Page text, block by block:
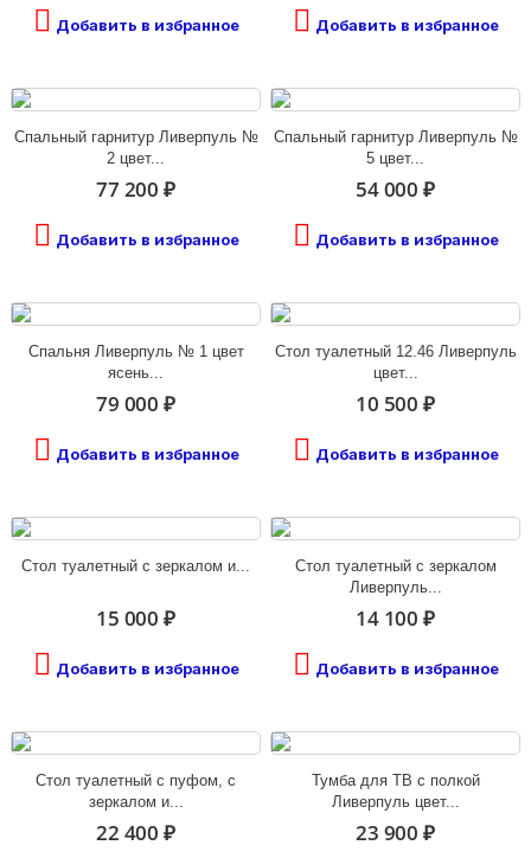
Добавить в избранное Добавить в избранное
Спальный гарнитур Ливерпуль №
2 цвет...
77 200 ₽
Добавить в избранное
Спальный гарнитур Ливерпуль №
5 цвет...
54 000 ₽
Добавить в избранное
Спальня Ливерпуль № 1 цвет
ясень...
79 000 ₽
Добавить в избранное
Стол туалетный 12.46 Ливерпуль
цвет...
10 500 ₽
Добавить в избранное
Стол туалетный с зеркалом и...
15 000 ₽
Добавить в избранное
Стол туалетный с зеркалом
Ливерпуль...
14 100 ₽
Добавить в избранное
Стол туалетный с пуфом, с
зеркалом и...
22 400 ₽
Тумба для ТВ с полкой
Ливерпуль цвет...
23 900 ₽